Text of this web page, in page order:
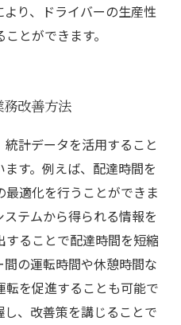
り、ドライバーの生産性
とができます。
改善方法
計データを活用すること
す。例えば、配達時間を
適化を行うことができま
テムから得られる情報を
ることで配達時間を短縮
の運転時間や休憩時間な
転を促進することも可能で
、改善策を講じることで